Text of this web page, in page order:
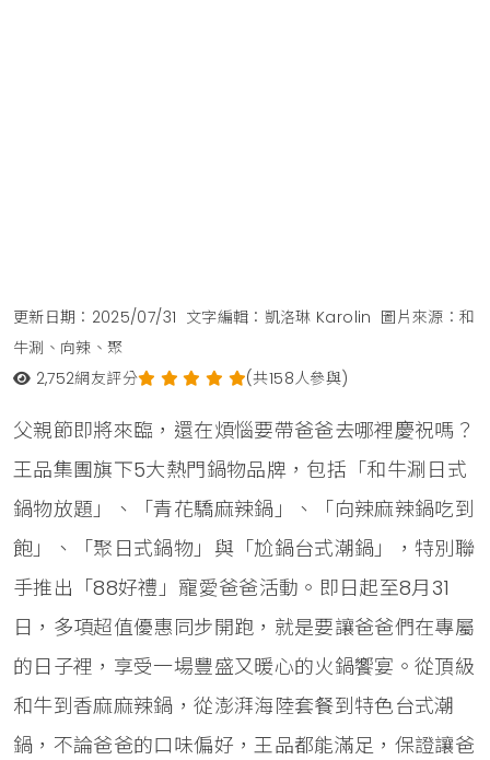
更新日期：2025/07/31 文字編輯：凱洛琳 Karolin 圖片來源：和
牛涮、向辣、聚
2,752網友評分 (共158人參與)
父親節即將來臨，還在煩惱要帶爸爸去哪裡慶祝嗎？
王品集團旗下5大熱門鍋物品牌，包括「和牛涮日式
鍋物放題」、「青花驕麻辣鍋」、「向辣麻辣鍋吃到
飽」、「聚日式鍋物」與「尬鍋台式潮鍋」，特別聯
手推出「88好禮」寵愛爸爸活動。即日起至8月31
日，多項超值優惠同步開跑，就是要讓爸爸們在專屬
的日子裡，享受一場豐盛又暖心的火鍋饗宴。從頂級
和牛到香麻麻辣鍋，從澎湃海陸套餐到特色台式潮
鍋，不論爸爸的口味偏好，王品都能滿足，保證讓爸